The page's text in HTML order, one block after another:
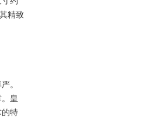
精致
。
皇
的特